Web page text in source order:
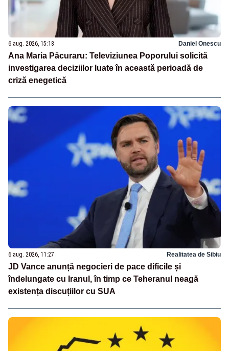
6 aug. 2026, 15:18 Daniel Onescu
Ana Maria Păcuraru: Televiziunea Poporului solicită
investigarea deciziilor luate în această perioadă de
criză enegetică
6 aug. 2026, 11:27 Realitatea de Sibiu
JD Vance anunță negocieri de pace dificile și
îndelungate cu Iranul, în timp ce Teheranul neagă
existența discuțiilor cu SUA